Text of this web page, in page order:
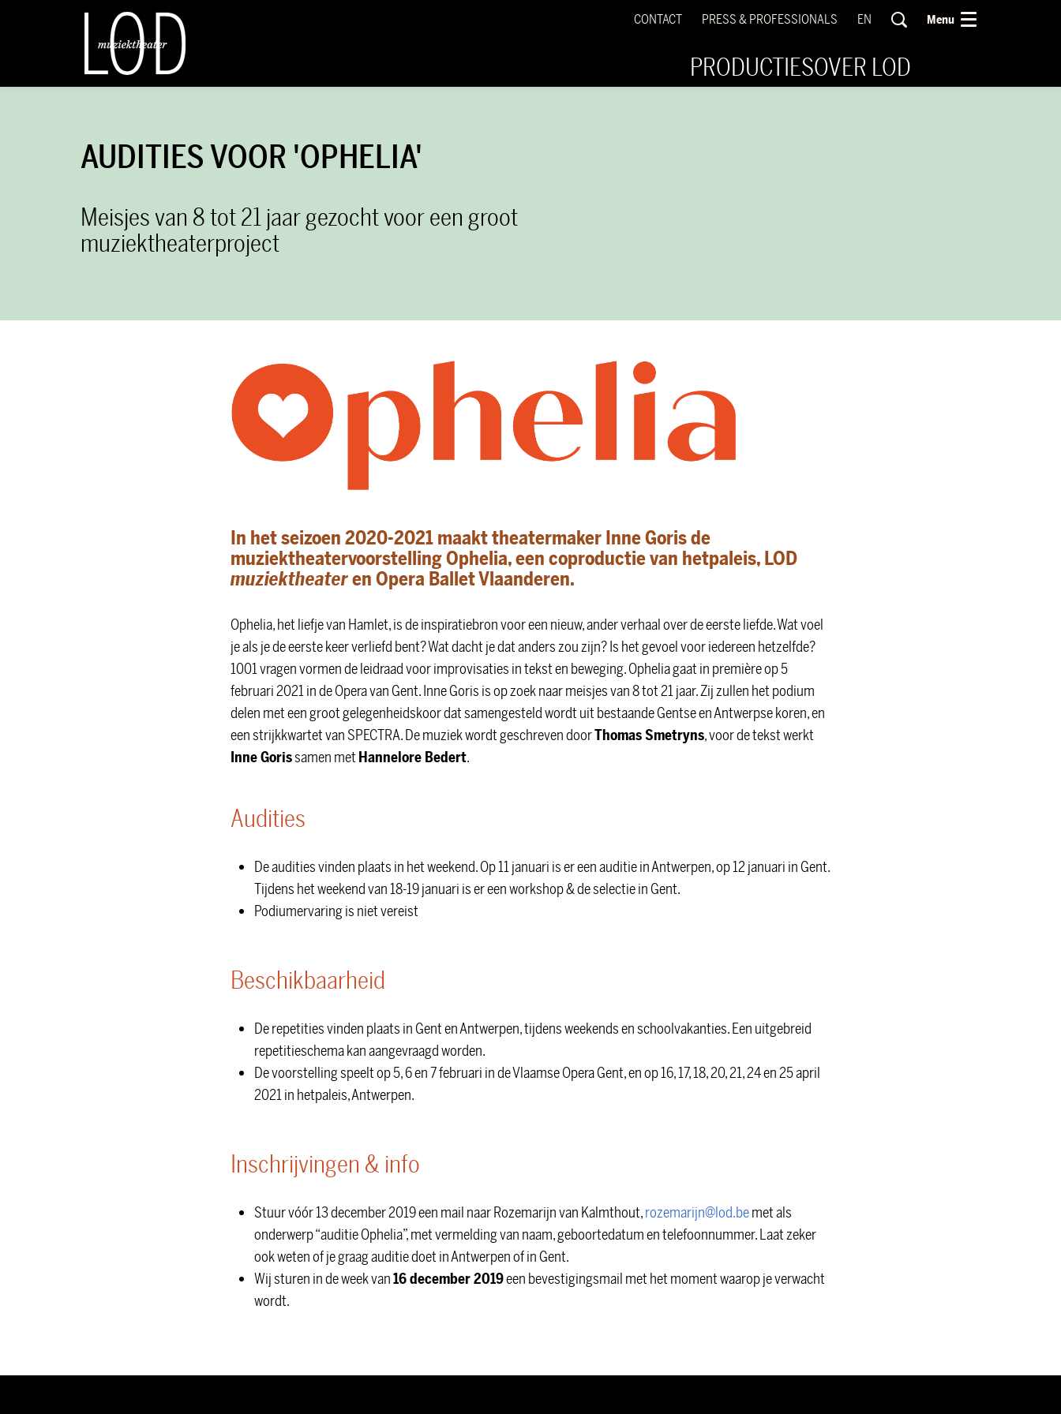
CONTACT PRESS & PROFESSIONALS EN
PRODUCTIESOVER LOD
Menu
AUDITIES VOOR 'OPHELIA'
Meisjes van 8 tot 21 jaar gezocht voor een groot
muziektheaterproject
In het seizoen 2020-2021 maakt theatermaker Inne Goris de
muziektheatervoorstelling Ophelia, een coproductie van hetpaleis, LOD
muziektheateren Opera Ballet Vlaanderen.
Ophelia, het liefje van Hamlet, is de inspiratiebron voor een nieuw, ander verhaal over de eerste liefde. Wat voel
je als je de eerste keer verliefd bent? Wat dacht je dat anders zou zijn? Is het gevoel voor iedereen hetzelfde?
1001 vragen vormen de leidraad voor improvisaties in tekst en beweging. Ophelia gaat in première op 5
februari 2021 in de Opera van Gent. Inne Goris is op zoek naar meisjes van 8 tot 21 jaar. Zij zullen het podium
delen met een groot gelegenheidskoor dat samengesteld wordt uit bestaande Gentse en Antwerpse koren, en
een strijkkwartet van SPECTRA. De muziek wordt geschreven doorThomas Smetryns, voor de tekst werkt
Inne Gorissamen met Hannelore Bedert.
Audities
De audities vinden plaats in het weekend. Op 11 januari is er een auditie in Antwerpen, op 12 januari in Gent.
Tijdens het weekend van 18-19 januari is er een workshop & de selectie in Gent.
Podiumervaring is niet vereist
Beschikbaarheid
De repetities vinden plaats in Gent en Antwerpen, tijdens weekends en schoolvakanties. Een uitgebreid
repetitieschema kan aangevraagd worden.
De voorstelling speelt op 5, 6 en 7 februari in de Vlaamse Opera Gent, en op 16, 17, 18, 20, 21, 24 en 25 april
2021 in hetpaleis, Antwerpen.
Inschrijvingen & info
Stuur vóór 13 december 2019 een mail naar Rozemarijn van Kalmthout,rozemarijn@lod.bemet als
onderwerp “auditie Ophelia”, met vermelding van naam, geboortedatum en telefoonnummer. Laat zeker
ook weten of je graag auditie doet in Antwerpen of in Gent.
Wij sturen in de week van16 december 2019een bevestigingsmail met het moment waarop je verwacht
wordt.